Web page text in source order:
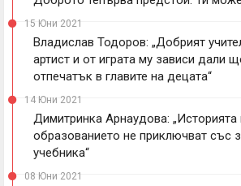
15 Юни 2021
Владислав Тодоров: „Добрият
артист и от играта му зависи дали
отпечатък в главите на децата“
14 Юни 2021
Димитринка Арнаудова: „Историята
образованието не приключват със
учебника“
08 Юни 2021